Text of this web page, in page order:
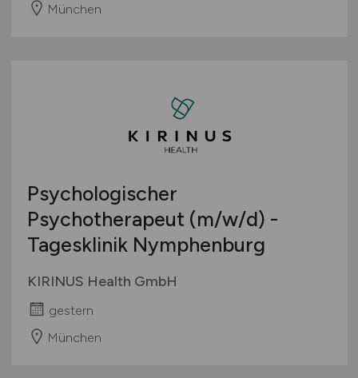
München
Psychologischer
Psychotherapeut (m/w/d) -
Tagesklinik Nymphenburg
KIRINUS Health GmbH
gestern
München